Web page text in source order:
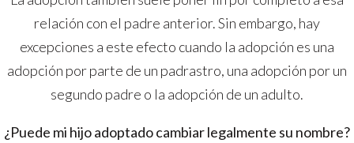
relación con el padre anterior. Sin embargo, hay
excepciones a este efecto cuando la adopción es una
adopción por parte de un padrastro, una adopción por un
segundo padre o la adopción de un adulto.
¿Puede mi hijo adoptado cambiar legalmente su nombre?